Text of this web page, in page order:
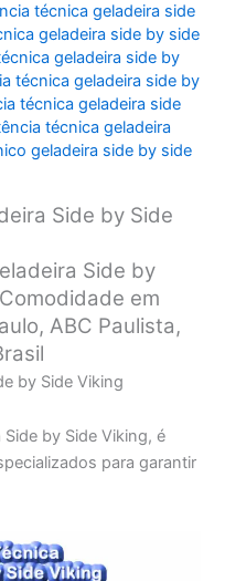
técnica geladeira side
geladeira side by side
geladeira side by
técnica geladeira side by
técnica geladeira side
técnica geladeira
geladeira side by side
Side by Side
Side by
em
ABC Paulista,
by Side Viking
by Side Viking, é
para garantir